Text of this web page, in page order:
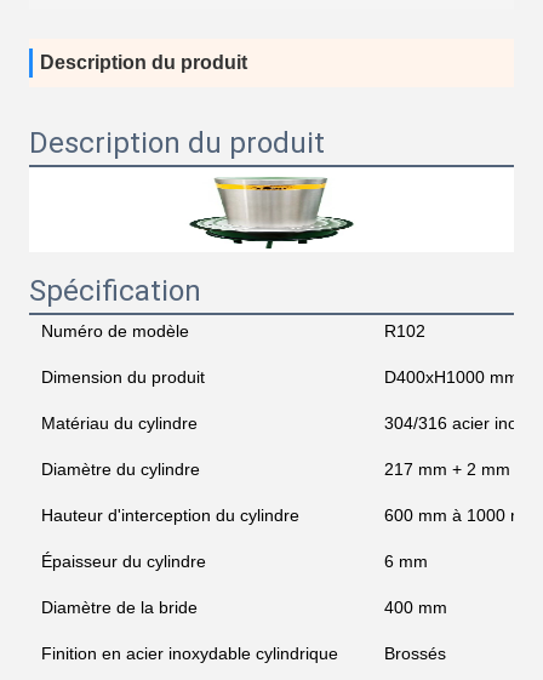
Description du produit
Description du produit
Spécification
Numéro de modèle R102
Dimension du produit D400xH1000 mm
Matériau du cylindre 304/316 acier
Diamètre du cylindre 217 mm + 2 mm
Hauteur d'interception du cylindre 600 mm à 1000 mm
Épaisseur du cylindre 6 mm
Diamètre de la bride 400 mm
Finition en acier inoxydable cylindrique Brossés